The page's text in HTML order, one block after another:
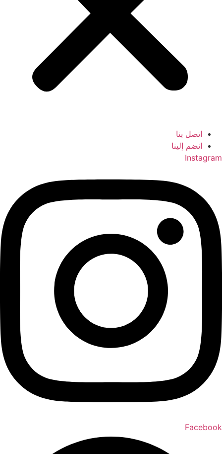
اتصل بنا
انضم إلينا
Instagram
Facebook